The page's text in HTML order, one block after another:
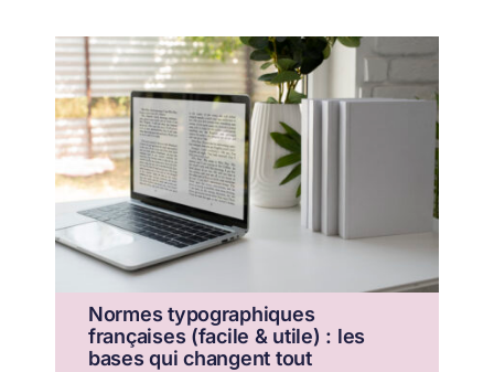
Normes typographiques
françaises (facile & utile) : les
bases qui changent tout